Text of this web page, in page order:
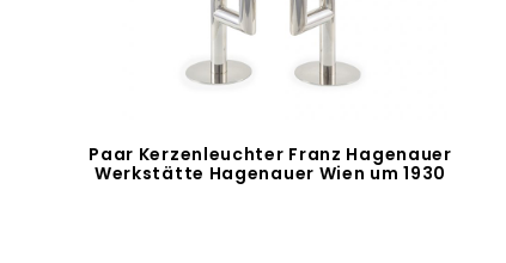
Paar Kerzenleuchter Franz Hagenauer
Werkstätte Hagenauer Wien um 1930